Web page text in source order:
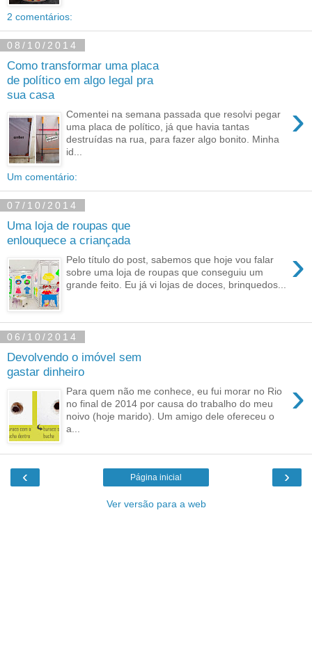
2 comentários:
08/10/2014
Como transformar uma placa
de político em algo legal pra
sua casa
›
Comentei na semana passada que resolvi pegar
uma placa de político, já que havia tantas
destruídas na rua, para fazer algo bonito. Minha
id...
Um comentário:
07/10/2014
Uma loja de roupas que
enlouquece a criançada
›
Pelo título do post, sabemos que hoje vou falar
sobre uma loja de roupas que conseguiu um
grande feito. Eu já vi lojas de doces, brinquedos...
06/10/2014
Devolvendo o imóvel sem
gastar dinheiro
›
Para quem não me conhece, eu fui morar no Rio
no final de 2014 por causa do trabalho do meu
noivo (hoje marido). Um amigo dele ofereceu o
a...
‹ ›
Página inicial
Ver versão para a web